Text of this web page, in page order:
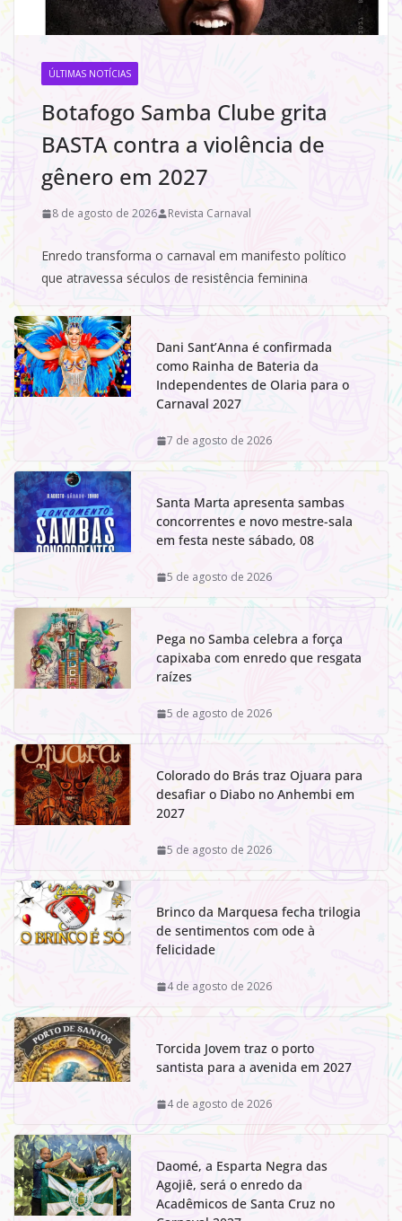
ÚLTIMAS NOTÍCIAS
Botafogo Samba Clube grita
BASTA contra a violência de
gênero em 2027
8 de agosto de 2026 Revista Carnaval
Enredo transforma o carnaval em manifesto político
que atravessa séculos de resistência feminina
Dani Sant’Anna é confirmada
como Rainha de Bateria da
Independentes de Olaria para o
Carnaval 2027
7 de agosto de 2026
Santa Marta apresenta sambas
concorrentes e novo mestre-sala
em festa neste sábado, 08
5 de agosto de 2026
Pega no Samba celebra a força
capixaba com enredo que resgata
raízes
5 de agosto de 2026
Colorado do Brás traz Ojuara para
desafiar o Diabo no Anhembi em
2027
5 de agosto de 2026
Brinco da Marquesa fecha trilogia
de sentimentos com ode à
felicidade
4 de agosto de 2026
Torcida Jovem traz o porto
santista para a avenida em 2027
4 de agosto de 2026
Daomé, a Esparta Negra das
Agojiê, será o enredo da
Acadêmicos de Santa Cruz no